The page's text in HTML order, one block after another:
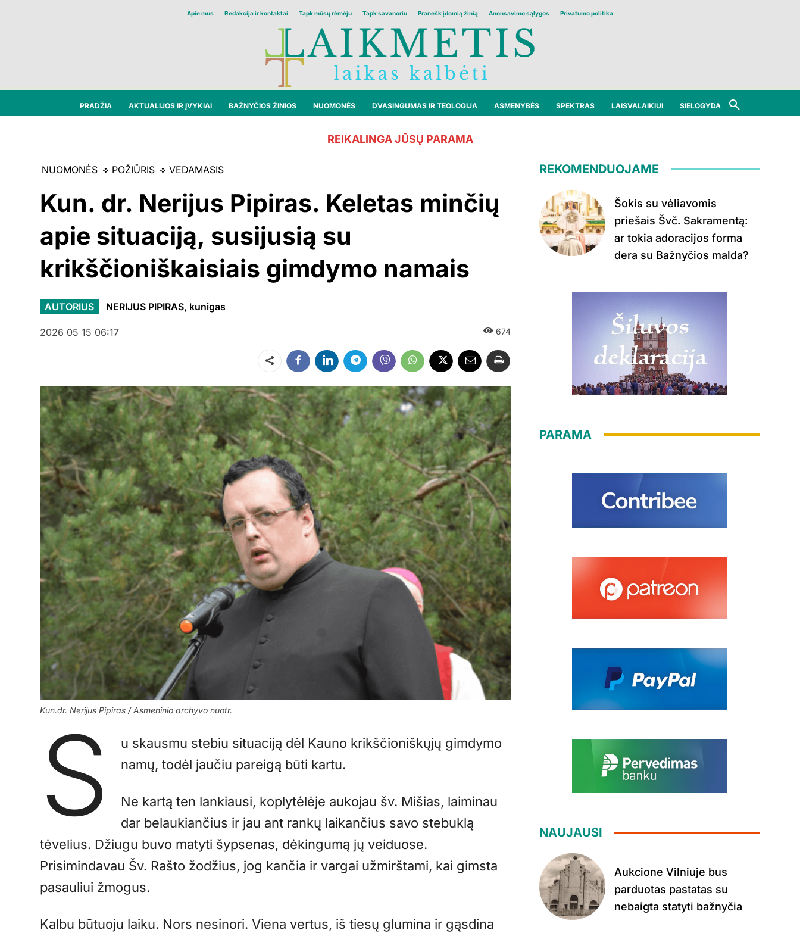
Apie mus Redakcija ir kontaktai Tapk mūsų rėmėju Tapk savanoriu Pranešk įdomią žinią Anonsavimo sąlygos Privatumo politika
PRADŽIA AKTUALIJOS IR ĮVYKIAI BAŽNYČIOS ŽINIOS NUOMONĖS DVASINGUMAS IR TEOLOGIJA ASMENYBĖS SPEKTRAS LAISVALAIKIUI SIELOGYDA
REIKALINGA JŪSŲ PARAMA
NUOMONĖS POŽIŪRIS VEDAMASIS
Kun. dr. Nerijus Pipiras. Keletas minčių
apie situaciją, susijusią su
krikščioniškaisiais gimdymo namais
AUTORIUS NERIJUS PIPIRAS, kunigas
2026 05 15 06:17 674
Dalintis
Kun.dr. Nerijus Pipiras / Asmeninio archyvo nuotr.
S
u skausmu stebiu situaciją dėl Kauno krikščioniškųjų gimdymo
namų, todėl jaučiu pareigą būti kartu.
Ne kartą ten lankiausi, koplytėlėje aukojau šv. Mišias, laiminau
dar belaukiančius ir jau ant rankų laikančius savo stebuklą
tėvelius. Džiugu buvo matyti šypsenas, dėkingumą jų veiduose.
Prisimindavau Šv. Rašto žodžius, jog kančia ir vargai užmirštami, kai gimsta
pasauliui žmogus.
Kalbu būtuoju laiku. Nors nesinori. Viena vertus, iš tiesų glumina ir gąsdina
REKOMENDUOJAME
Šokis su vėliavomis
priešais Švč. Sakramentą:
ar tokia adoracijos forma
dera su Bažnyčios malda?
PARAMA
NAUJAUSI
Aukcione Vilniuje bus
parduotas pastatas su
nebaigta statyti bažnyčia